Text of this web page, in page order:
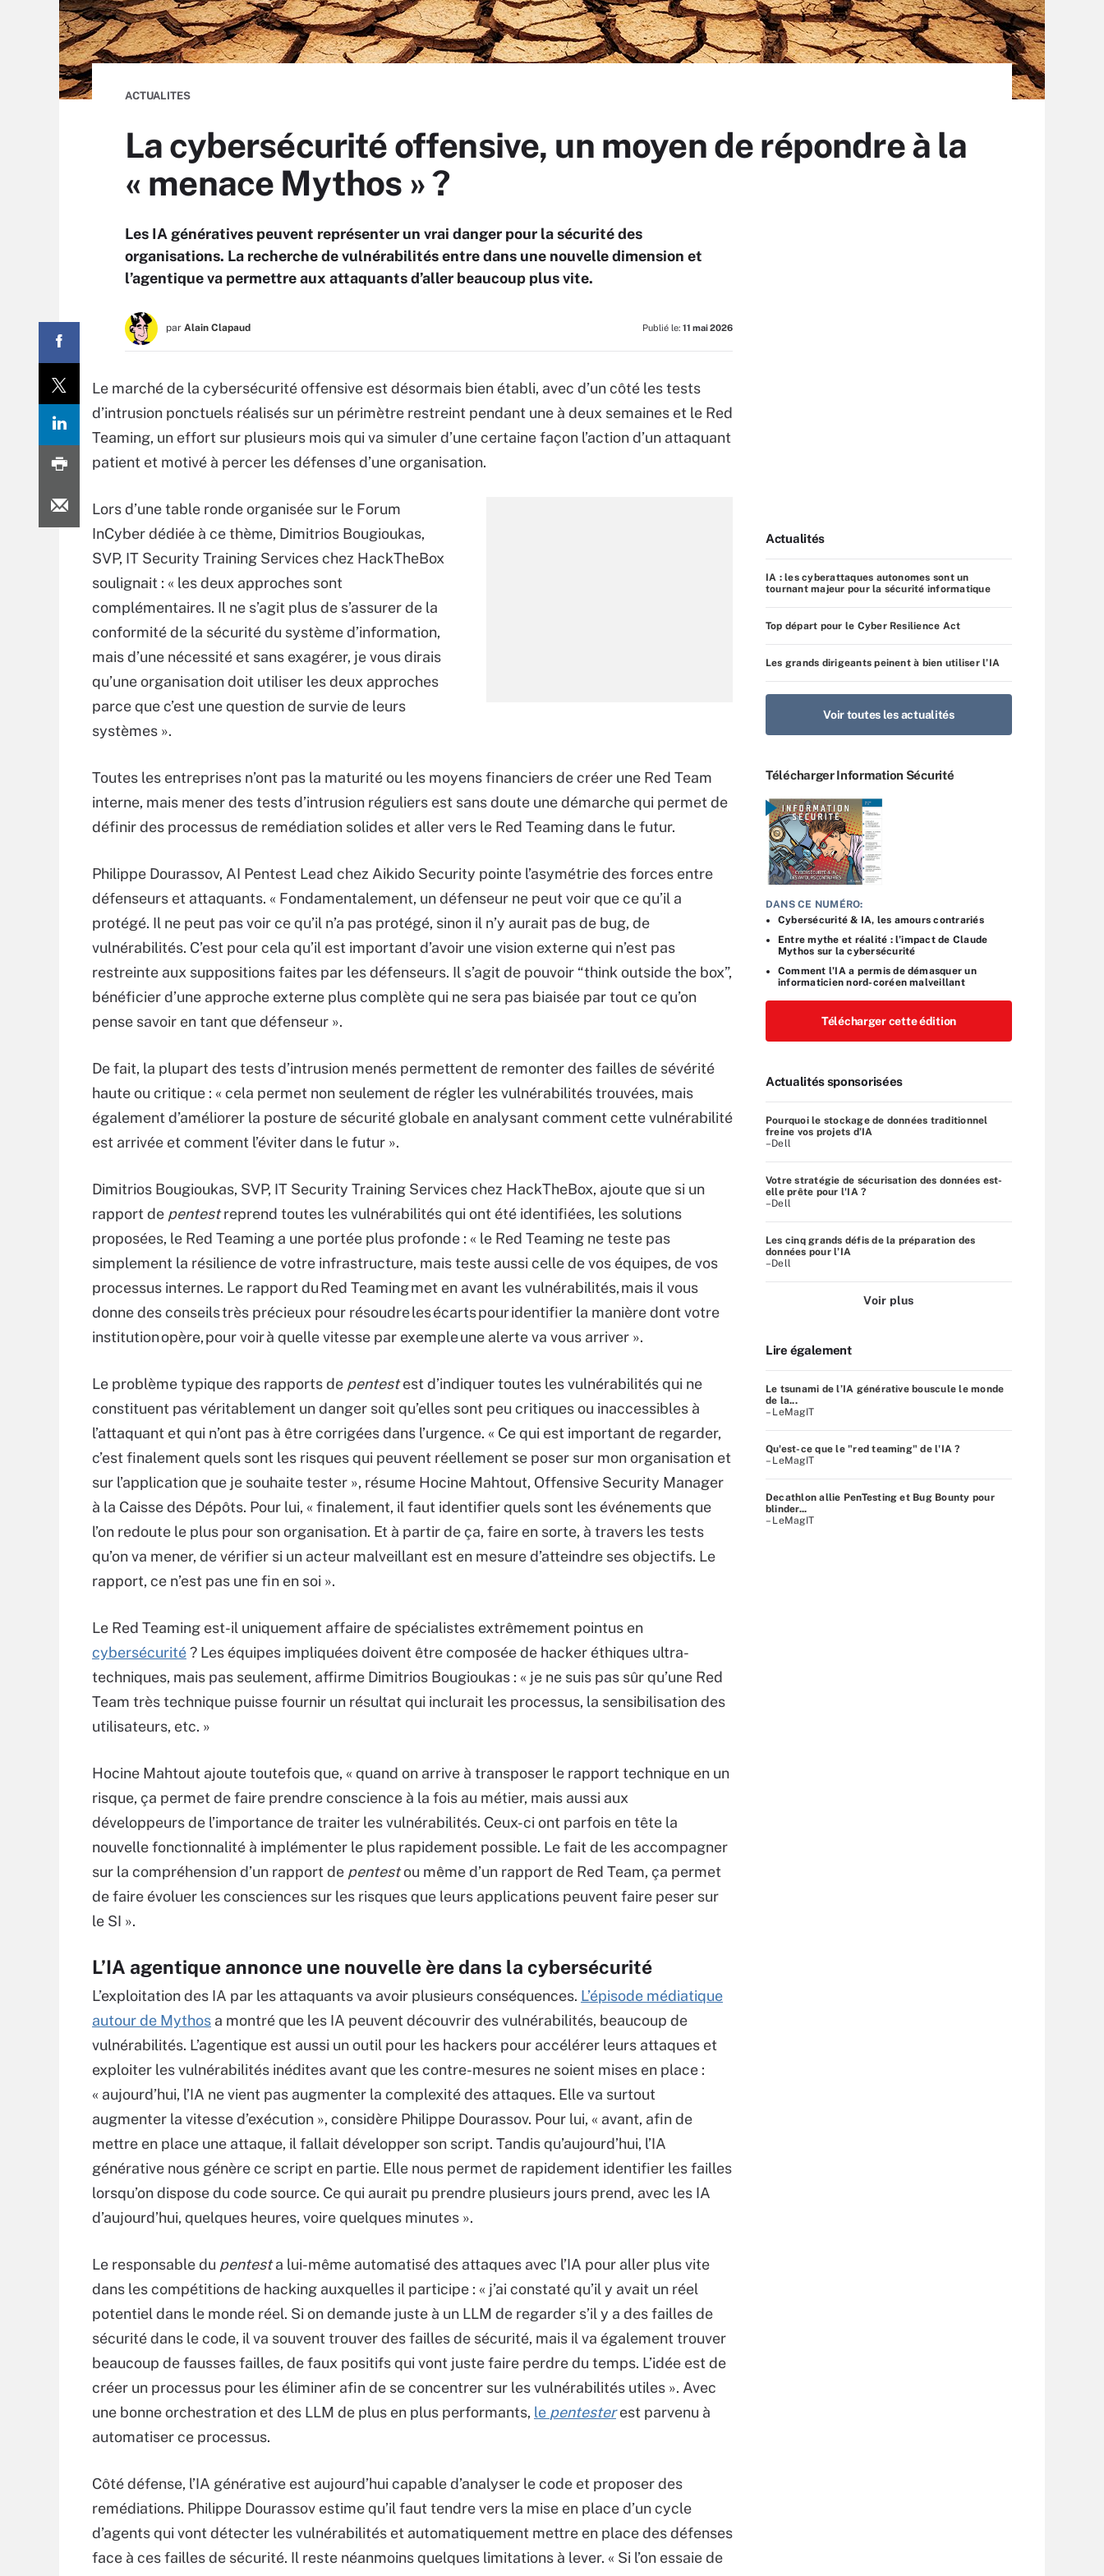
ACTUALITES
La cybersécurité offensive, un moyen de répondre à la
« menace Mythos » ?
Les IA génératives peuvent représenter un vrai danger pour la sécurité des
organisations. La recherche de vulnérabilités entre dans une nouvelle dimension et
l’agentique va permettre aux attaquants d’aller beaucoup plus vite.
par Alain Clapaud Publié le: 11 mai 2026
Le marché de la cybersécurité offensive est désormais bien établi, avec d’un côté les tests
d’intrusion ponctuels réalisés sur un périmètre restreint pendant une à deux semaines et le Red
Teaming, un effort sur plusieurs mois qui va simuler d’une certaine façon l’action d’un attaquant
patient et motivé à percer les défenses d’une organisation.
Lors d’une table ronde organisée sur le Forum
InCyber dédiée à ce thème, Dimitrios Bougioukas,
SVP, IT Security Training Services chez HackTheBox
soulignait : « les deux approches sont
complémentaires. Il ne s’agit plus de s’assurer de la
conformité de la sécurité du système d’information,
mais d’une nécessité et sans exagérer, je vous dirais
qu’une organisation doit utiliser les deux approches
parce que c’est une question de survie de leurs
systèmes ».
Toutes les entreprises n’ont pas la maturité ou les moyens financiers de créer une Red Team
interne, mais mener des tests d’intrusion réguliers est sans doute une démarche qui permet de
définir des processus de remédiation solides et aller vers le Red Teaming dans le futur.
Philippe Dourassov, AI Pentest Lead chez Aikido Security pointe l’asymétrie des forces entre
défenseurs et attaquants. « Fondamentalement, un défenseur ne peut voir que ce qu’il a
protégé. Il ne peut pas voir ce qu’il n’a pas protégé, sinon il n’y aurait pas de bug, de
vulnérabilités. C’est pour cela qu’il est important d’avoir une vision externe qui n’est pas
restreinte aux suppositions faites par les défenseurs. Il s’agit de pouvoir “think outside the box”,
bénéficier d’une approche externe plus complète qui ne sera pas biaisée par tout ce qu’on
pense savoir en tant que défenseur ».
De fait, la plupart des tests d’intrusion menés permettent de remonter des failles de sévérité
haute ou critique : « cela permet non seulement de régler les vulnérabilités trouvées, mais
également d’améliorer la posture de sécurité globale en analysant comment cette vulnérabilité
est arrivée et comment l’éviter dans le futur ».
Dimitrios Bougioukas, SVP, IT Security Training Services chez HackTheBox, ajoute que si un
rapport de pentestreprend toutes les vulnérabilités qui ont été identifiées, les solutions
proposées, le Red Teaming a une portée plus profonde : « le Red Teaming ne teste pas
simplement la résilience de votre infrastructure, mais teste aussi celle de vos équipes, de vos
processus internes. Le rapport du Red Teaming met en avant les vulnérabilités, mais il vous
donne des conseils très précieux pour résoudre les écarts pour identifier la manière dont votre
institution opère, pour voir à quelle vitesse par exemple une alerte va vous arriver ».
Le problème typique des rapports de pentestest d’indiquer toutes les vulnérabilités qui ne
constituent pas véritablement un danger soit qu’elles sont peu critiques ou inaccessibles à
l’attaquant et qui n’ont pas à être corrigées dans l’urgence. « Ce qui est important de regarder,
c’est finalement quels sont les risques qui peuvent réellement se poser sur mon organisation et
sur l’application que je souhaite tester », résume Hocine Mahtout, Offensive Security Manager
à la Caisse des Dépôts. Pour lui, « finalement, il faut identifier quels sont les événements que
l’on redoute le plus pour son organisation. Et à partir de ça, faire en sorte, à travers les tests
qu’on va mener, de vérifier si un acteur malveillant est en mesure d’atteindre ses objectifs. Le
rapport, ce n’est pas une fin en soi ».
Le Red Teaming est-il uniquement affaire de spécialistes extrêmement pointus en
cybersécurité? Les équipes impliquées doivent être composée de hacker éthiques ultra-
techniques, mais pas seulement, affirme Dimitrios Bougioukas : « je ne suis pas sûr qu’une Red
Team très technique puisse fournir un résultat qui inclurait les processus, la sensibilisation des
utilisateurs, etc. »
Hocine Mahtout ajoute toutefois que, « quand on arrive à transposer le rapport technique en un
risque, ça permet de faire prendre conscience à la fois au métier, mais aussi aux
développeurs de l’importance de traiter les vulnérabilités. Ceux-ci ont parfois en tête la
nouvelle fonctionnalité à implémenter le plus rapidement possible. Le fait de les accompagner
sur la compréhension d’un rapport de pentestou même d’un rapport de Red Team, ça permet
de faire évoluer les consciences sur les risques que leurs applications peuvent faire peser sur
le SI ».
L’IA agentique annonce une nouvelle ère dans la cybersécurité
L’exploitation des IA par les attaquants va avoir plusieurs conséquences. L’épisode médiatique
autour de Mythos a montré que les IA peuvent découvrir des vulnérabilités, beaucoup de
vulnérabilités. L’agentique est aussi un outil pour les hackers pour accélérer leurs attaques et
exploiter les vulnérabilités inédites avant que les contre-mesures ne soient mises en place :
« aujourd’hui, l’IA ne vient pas augmenter la complexité des attaques. Elle va surtout
augmenter la vitesse d’exécution », considère Philippe Dourassov. Pour lui, « avant, afin de
mettre en place une attaque, il fallait développer son script. Tandis qu’aujourd’hui, l’IA
générative nous génère ce script en partie. Elle nous permet de rapidement identifier les failles
lorsqu’on dispose du code source. Ce qui aurait pu prendre plusieurs jours prend, avec les IA
d’aujourd’hui, quelques heures, voire quelques minutes ».
Le responsable du pentesta lui-même automatisé des attaques avec l’IA pour aller plus vite
dans les compétitions de hacking auxquelles il participe : « j’ai constaté qu’il y avait un réel
potentiel dans le monde réel. Si on demande juste à un LLM de regarder s’il y a des failles de
sécurité dans le code, il va souvent trouver des failles de sécurité, mais il va également trouver
beaucoup de fausses failles, de faux positifs qui vont juste faire perdre du temps. L’idée est de
créer un processus pour les éliminer afin de se concentrer sur les vulnérabilités utiles ». Avec
une bonne orchestration et des LLM de plus en plus performants, le pentesterest parvenu à
automatiser ce processus.
Côté défense, l’IA générative est aujourd’hui capable d’analyser le code et proposer des
remédiations. Philippe Dourassov estime qu’il faut tendre vers la mise en place d’un cycle
d’agents qui vont détecter les vulnérabilités et automatiquement mettre en place des défenses
face à ces failles de sécurité. Il reste néanmoins quelques limitations à lever. « Si l’on essaie de
Actualités
IA : les cyberattaques autonomes sont un
tournant majeur pour la sécurité informatique
Top départ pour le Cyber Resilience Act
Les grands dirigeants peinent à bien utiliser l’IA
Voir toutes les actualités
Télécharger Information Sécurité
DANS CE NUMÉRO:
Cybersécurité & IA, les amours contrariés
Entre mythe et réalité : l’impact de Claude
Mythos sur la cybersécurité
Comment l’IA a permis de démasquer un
informaticien nord-coréen malveillant
Télécharger cette édition
Actualités sponsorisées
Pourquoi le stockage de données traditionnel
freine vos projets d’IA
–Dell
Votre stratégie de sécurisation des données est-
elle prête pour l'IA ?
–Dell
Les cinq grands défis de la préparation des
données pour l’IA
–Dell
Voir plus
Lire également
Le tsunami de l’IA générative bouscule le monde
de la...
– LeMagIT
Qu'est-ce que le "red teaming" de l'IA ?
– LeMagIT
Decathlon allie PenTesting et Bug Bounty pour
blinder...
– LeMagIT